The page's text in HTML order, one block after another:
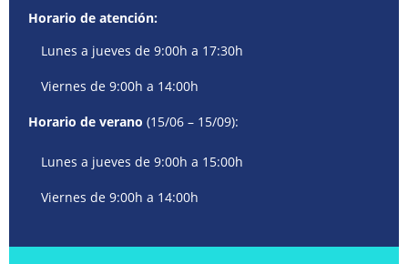
Horario de atención:
Lunes a jueves de 9:00h a 17:30h
Viernes de 9:00h a 14:00h
Horario de verano (15/06 – 15/09):
Lunes a jueves de 9:00h a 15:00h
Viernes de 9:00h a 14:00h